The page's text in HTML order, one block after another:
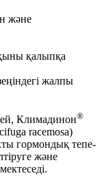
және
қалыпқа
жалпы
Климадинон®
racemosa)
гормондық тепе-
және